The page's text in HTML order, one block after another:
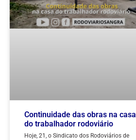
Continuidade das obras na casa
do trabalhador rodoviário
Hoje, 21, o Sindicato dos Rodoviários de